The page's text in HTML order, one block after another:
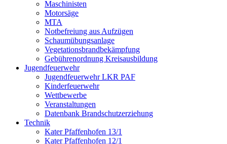
Maschinisten
Motorsäge
MTA
Notbefreiung aus Aufzügen
Schaumübungsanlage
Vegetationsbrandbekämpfung
Gebührenordnung Kreisausbildung
Jugendfeuerwehr
Jugendfeuerwehr LKR PAF
Kinderfeuerwehr
Wettbewerbe
Veranstaltungen
Datenbank Brandschutzerziehung
Technik
Kater Pfaffenhofen 13/1
Kater Pfaffenhofen 12/1